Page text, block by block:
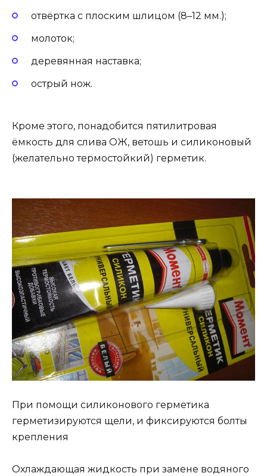
отвёртка с плоским шлицом (8–12 мм.);
молоток;
деревянная наставка;
острый нож.
Кроме этого, понадобится пятилитровая
ёмкость для слива ОЖ, ветошь и силиконовый
(желательно термостойкий) герметик.
При помощи силиконового герметика
герметизируются щели, и фиксируются болты
крепления
Охлаждающая жидкость при замене водяного